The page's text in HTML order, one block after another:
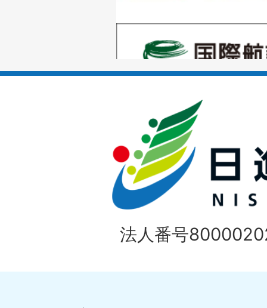
ラ
枚
ス
ラ
イ
ド
1
枚
目
の
法人番号